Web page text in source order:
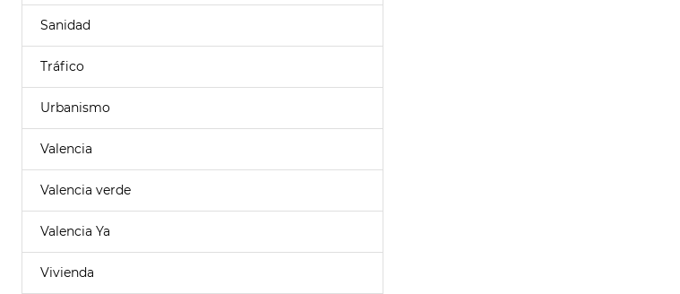
Sanidad
Tráfico
Urbanismo
Valencia
Valencia verde
Valencia Ya
Vivienda